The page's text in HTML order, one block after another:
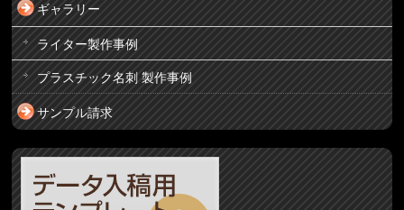
ギャラリー
ライター製作事例
プラスチック名刺 製作事例
サンプル請求